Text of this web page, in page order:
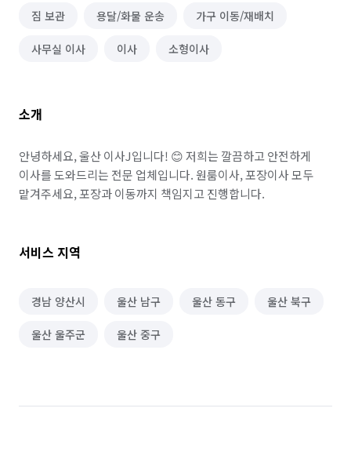
짐 보관 용달/화물 운송 가구 이동/재배치
사무실 이사 이사 소형이사
소개
안녕하세요, 울산 이사J입니다! 😊 저희는 깔끔하고 안전하게
이사를 도와드리는 전문 업체입니다. 원룸이사, 포장이사 모두
서비스 지역
경남 양산시 울산 남구 울산 동구 울산 북구
울산 울주군 울산 중구